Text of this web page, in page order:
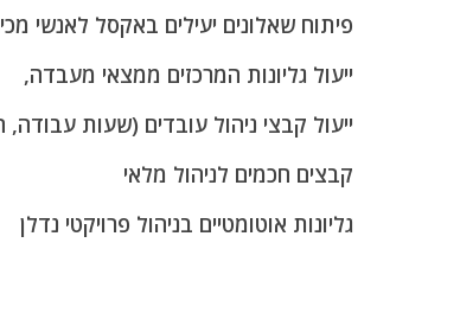
פיתוח שאלונים יעילים באקסל לאנשי
ייעול גליונות המרכזים ממצאי מעבדה,
ייעול קבצי ניהול עובדים (שעות
קבצים חכמים לניהול מלאי
גליונות אוטומטיים בניהול פרויקטי נדלן